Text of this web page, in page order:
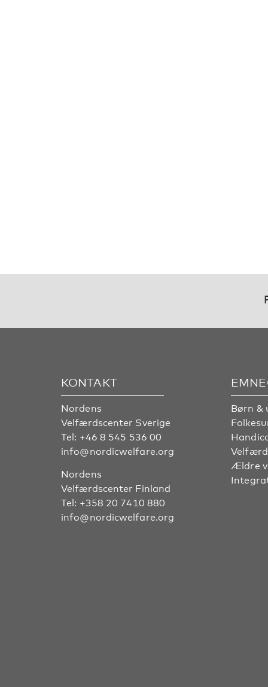
KONTAKT
Nordens
Velfærdscenter Sverige
Tel: +46 8 545 536 00
info@nordicwelfare.org
Nordens
Velfærdscenter Finland
Tel: +358 20 7410 880
info@nordicwelfare.org
Børn &
Ældre